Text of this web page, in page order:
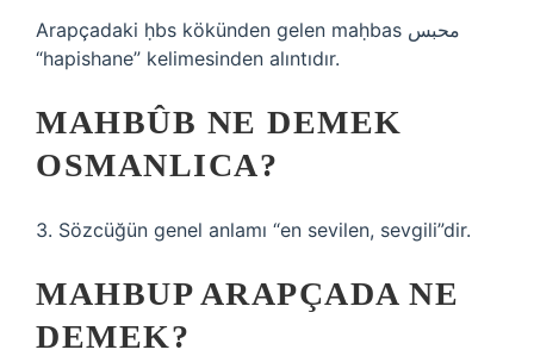
Arapçadaki ḥbs kökünden gelen maḥbas محبس
“hapishane” kelimesinden alıntıdır.
MAHBÛB NE DEMEK
OSMANLICA?
3. Sözcüğün genel anlamı “en sevilen, sevgili”dir.
MAHBUP ARAPÇADA NE
DEMEK?